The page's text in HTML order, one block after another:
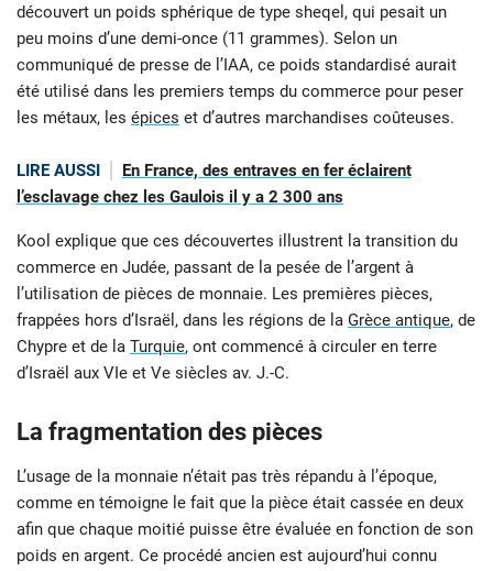
découvert un poids sphérique de type sheqel, qui pesait un
peu moins d’une demi-once (11 grammes). Selon un
communiqué de presse de l’IAA, ce poids standardisé aurait
été utilisé dans les premiers temps du commerce pour peser
les métaux, les épices et d’autres marchandises coûteuses.
LIRE AUSSI
En France, des entraves en fer éclairent
l’esclavage chez les Gaulois il y a 2 300 ans
Kool explique que ces découvertes illustrent la transition du
commerce en Judée, passant de la pesée de l’argent à
l’utilisation de pièces de monnaie. Les premières pièces,
frappées hors d’Israël, dans les régions de la Grèce antique, de
Chypre et de la Turquie, ont commencé à circuler en terre
d’Israël aux VIe et Ve siècles av. J.-C.
La fragmentation des pièces
L’usage de la monnaie n’était pas très répandu à l’époque,
comme en témoigne le fait que la pièce était cassée en deux
afin que chaque moitié puisse être évaluée en fonction de son
poids en argent. Ce procédé ancien est aujourd’hui connu